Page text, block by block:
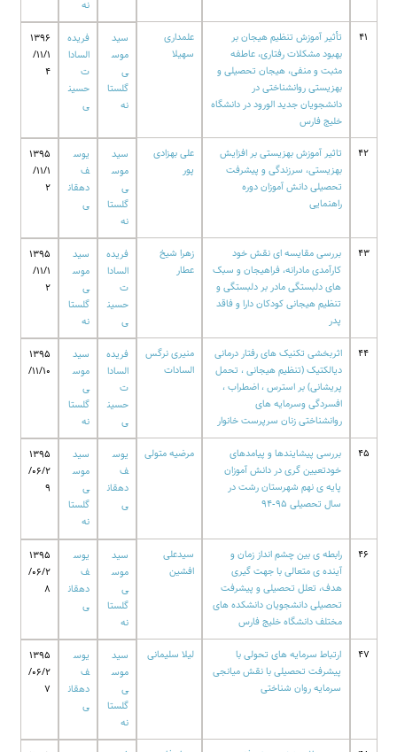
نه
41
تأثیر آموزش تنظیم هیجان بر
بهبود مشکلات رفتاری، عاطفه
مثبت و منفی، هیجان تحصیلی و
بهزیستی روانشناختی در
دانشجویان جدید الورود در دانشگاه
خلیج فارس
علمداری
سهیلا
سید
موس
ی
گلستا
نه
فریده
السادا
ت
حسین
ی
1396
/11/1
4
42
تاثیر آموزش بهزیستی بر افزایش
بهزیستی، سرزندگی و پیشرفت
تحصیلی دانش آموزان دوره
راهنمایی
علی بهزادی
پور
سید
موس
ی
گلستا
نه
یوس
ف
دهقان
ی
1395
/11/1
2
43
بررسی مقایسه ای نقش خود
کارآمدی مادرانه، فراهیجان و سبک
های دلبستگی مادر بر دلبستگی و
تنظیم هیجانی کودکان دارا و فاقد
پدر
زهرا شیخ
عطار
فریده
السادا
ت
حسین
ی
سید
موس
ی
گلستا
نه
1395
/11/1
2
44
اثربخشی تکنیک های رفتار درمانی
دیالکتیک (تنظیم هیجانی ، تحمل
پریشانی) بر استرس ، اضطراب ،
افسردگی وسرمایه های
روانشناختی زنان سرپرست خانوار
منیری نرگس
السادات
فریده
السادا
ت
حسین
ی
سید
موس
ی
گلستا
نه
1395
/11/10
45
بررسی پیشایندها و پیامدهای
خودتعیین گری در دانش آموزان
پایه ی نهم شهرستان رشت در
سال تحصیلی 95-94
مرضیه متولی
یوس
ف
دهقان
ی
سید
موس
ی
گلستا
نه
1395
/06/2
9
46
رابطه ی بین چشم انداز زمان و
آینده ی متعالی با جهت گیری
هدف، تعلل تحصیلی و پیشرفت
تحصیلی دانشجویان دانشکده های
مختلف دانشگاه خلیج فارس
سیدعلی
افشین
سید
موس
ی
گلستا
نه
یوس
ف
دهقان
ی
1395
/06/2
8
47
ارتباط سرمایه های تحولی با
پیشرفت تحصیلی با نقش میانجی
سرمایه روان شناختی
لیلا سلیمانی
سید
موس
ی
گلستا
نه
یوس
ف
دهقان
ی
1395
/06/2
7